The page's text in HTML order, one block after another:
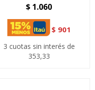
$ 1.060
$ 901
3 cuotas sin interés de
353,33